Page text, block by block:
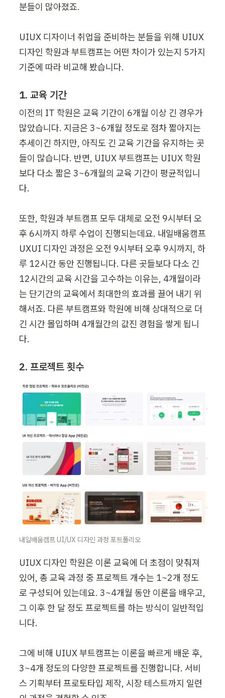
분들이 많아졌죠.
UIUX 디자이너 취업을 준비하는 분들을 위해 UIUX
디자인 학원과 부트캠프는 어떤 차이가 있는지 5가지
기준에 따라 비교해 봤습니다.
1. 교육 기간
이전의 IT 학원은 교육 기간이 6개월 이상 긴 경우가
많았습니다. 지금은 3~6개월 정도로 점차 짧아지는
추세이긴 하지만, 아직도 긴 교육 기간을 유지하는 곳
들이 많습니다. 반면, UIUX 부트캠프는 UIUX 학원
보다 다소 짧은 3~6개월의 교육 기간이 평균적입니
다.
또한, 학원과 부트캠프 모두 대체로 오전 9시부터 오
후 6시까지 하루 수업이 진행되는데요. 내일배움캠프
UXUI 디자인 과정은 오전 9시부터 오후 9시까지, 하
루 12시간 동안 진행됩니다. 다른 곳들보다 다소 긴
12시간의 교육 시간을 고수하는 이유는, 4개월이라
는 단기간의 교육에서 최대한의 효과를 끌어 내기 위
해서죠. 다른 부트캠프와 학원에 비해 상대적으로 더
긴 시간 몰입하며 4개월간의 값진 경험을 쌓게 됩니
다.
2. 프로젝트 횟수
내일배움캠프 UI/UX 디자인 과정 포트폴리오
UIUX 디자인 학원은 이론 교육에 더 초점이 맞춰져
있어, 총 교육 과정 중 프로젝트 개수는 1~2개 정도
로 구성되어 있는데요. 3~4개월 동안 이론을 배우고,
그 이후 한 달 정도 프로젝트를 하는 방식이 일반적입
니다.
그에 비해 UIUX 부트캠프는 이론을 빠르게 배운 후,
3~4개 정도의 다양한 프로젝트를 진행합니다. 서비
스 기획부터 프로토타입 제작, 시장 테스트까지 일련